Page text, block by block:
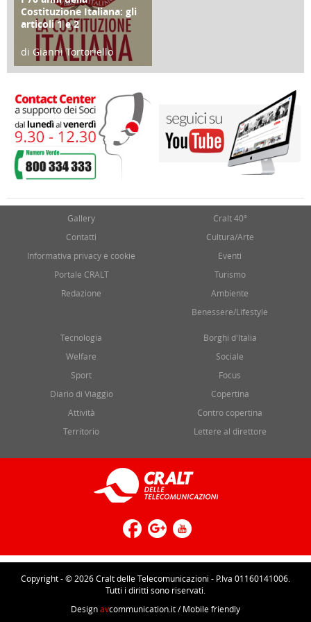
Costituzione Italiana: gli
articoli 1 e 2
di Gianni Tortoriello
17 Marzo 2018
Gallery
Contatti
Informativa privacy e cookie
Portale CRALT
Redazione
Cralt 40°
Cultura/Arte
Eventi
Turismo
Ambiente
Benessere/Lifestyle
Tecnologia
Welfare
Sport
Diario di Viaggio
Attività
Territorio
Borghi d'Italia
Sociale
Focus
Copertina
Contro copertina
Lettere al direttore
Copyright - © 2026 Cralt delle Telecomunicazioni - P.Iva 01160141006.
Tutti i diritti sono riservati.
Designavcommunication.it/ Mobile friendly